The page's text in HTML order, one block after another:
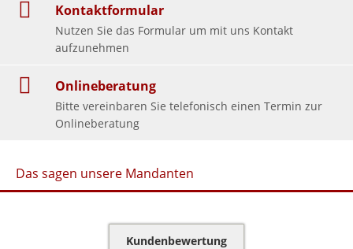
Kontaktformular
Nutzen Sie das Formular um mit uns Kontakt
aufzunehmen
Onlineberatung
Bitte vereinbaren Sie telefonisch einen Termin zur
Onlineberatung
Das sagen unsere Mandanten
Kundenbewertung